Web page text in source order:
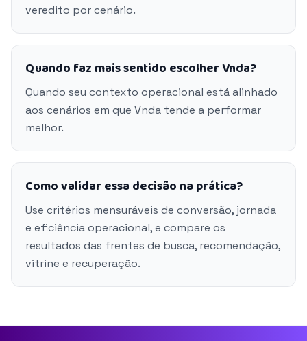
veredito por cenário.
Quando faz mais sentido escolher Vnda?
Quando seu contexto operacional está alinhado
aos cenários em que Vnda tende a performar
melhor.
Como validar essa decisão na prática?
Use critérios mensuráveis de conversão, jornada
e eficiência operacional, e compare os
resultados das frentes de busca, recomendação,
vitrine e recuperação.